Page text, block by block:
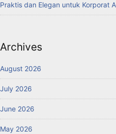
Praktis dan Elegan untuk Korporat
Archives
August 2026
July 2026
June 2026
May 2026